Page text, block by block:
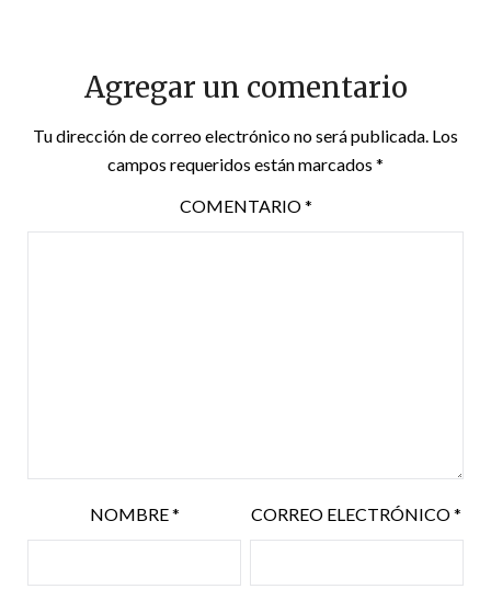
Agregar un comentario
Tu dirección de correo electrónico no será publicada. Los
campos requeridos están marcados *
COMENTARIO*
NOMBRE* CORREO ELECTRÓNICO*